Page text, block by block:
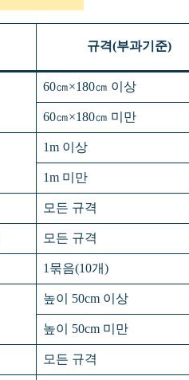
규격(부과기준)
60㎝×180㎝ 이상
60㎝×180㎝ 미만
1m 이상
1m 미만
모든 규격
모든 규격
1묶음(10개)
높이 50cm 이상
높이 50cm 미만
모든 규격